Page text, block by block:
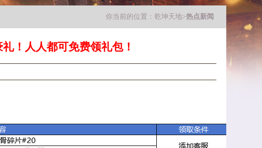
你当前的位置： 乾坤天地>热点新闻
！人人都可免费领礼包！